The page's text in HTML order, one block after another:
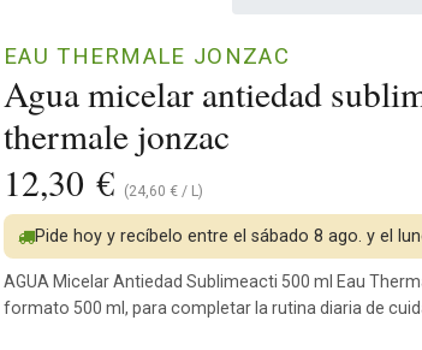
Agua micelar antiedad
thermale jonzac
EAU THERMALE JONZAC
12,30 € (24,60 € / L)
Pide hoy y recíbelo entre el sábado 8 ago. y el
AGUA Micelar Antiedad Sublimeacti 500 ml Eau
formato 500 ml, para completar la rutina diaria de